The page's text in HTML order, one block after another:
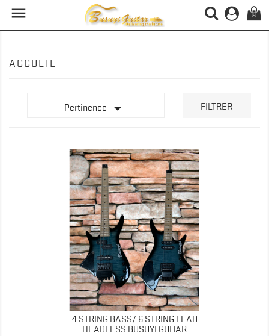
 (0)
ACCUEIL
Pertinence  FILTRER
4 STRING BASS/ 6 STRING LEAD
HEADLESS BUSUYI GUITAR